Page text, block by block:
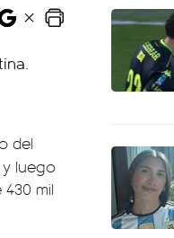
del
luego
mil